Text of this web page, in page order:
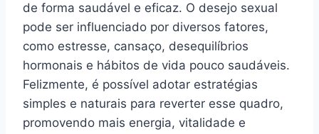
de forma saudável e eficaz. O desejo sexual
pode ser influenciado por diversos fatores,
como estresse, cansaço, desequilíbrios
hormonais e hábitos de vida pouco saudáveis.
Felizmente, é possível adotar estratégias
simples e naturais para reverter esse quadro,
promovendo mais energia, vitalidade e